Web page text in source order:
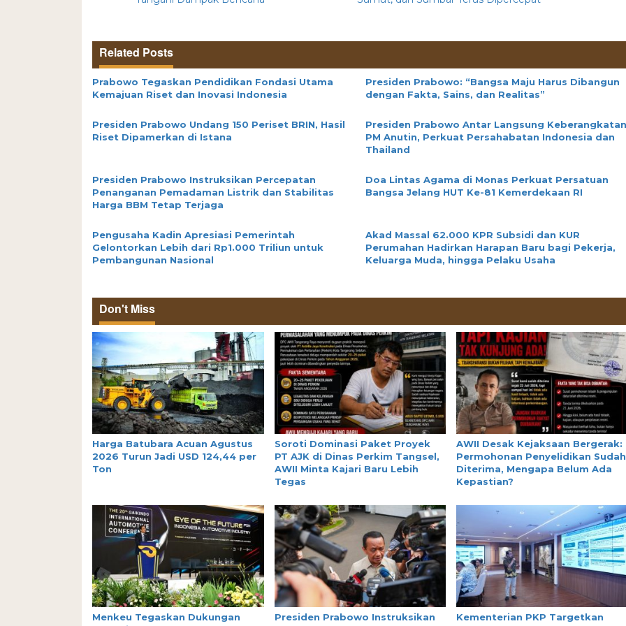
Related Posts
Prabowo Tegaskan Pendidikan Fondasi Utama
Kemajuan Riset dan Inovasi Indonesia
Presiden Prabowo: “Bangsa Maju Harus Dibangun
dengan Fakta, Sains, dan Realitas”
Presiden Prabowo Undang 150 Periset BRIN, Hasil
Riset Dipamerkan di Istana
Presiden Prabowo Antar Langsung
PM Anutin, Perkuat Persahabatan Indonesia dan
Thailand
Presiden Prabowo Instruksikan Percepatan
Penanganan Pemadaman Listrik dan Stabilitas
Harga BBM Tetap Terjaga
Doa Lintas Agama di Monas Perkuat Persatuan
Bangsa Jelang HUT Ke-81 Kemerdekaan RI
Pengusaha Kadin Apresiasi Pemerintah
Gelontorkan Lebih dari Rp1.000 Triliun untuk
Pembangunan Nasional
Akad Massal 62.000 KPR Subsidi dan KUR
Perumahan Hadirkan Harapan Baru bagi Pekerja,
Keluarga Muda, hingga Pelaku Usaha
Don't Miss
Harga Batubara Acuan Agustus
2026 Turun Jadi USD 124,44 per
Ton
Soroti Dominasi Paket Proyek
PT AJK di Dinas Perkim Tangsel,
AWII Minta Kajari Baru Lebih
Tegas
AWII Desak Kejaksaan Bergerak:
Permohonan Penyelidikan Sudah
Diterima, Mengapa Belum Ada
Kepastian?
Menkeu Tegaskan Dukungan
Presiden Prabowo Instruksikan
Kementerian PKP Targetkan